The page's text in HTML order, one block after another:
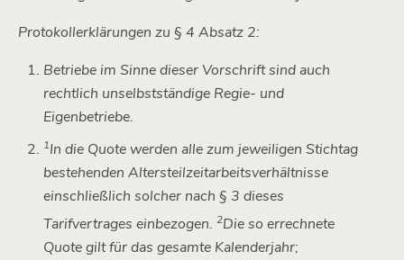
Protokollerklärungen zu § 4 Absatz 2:
Betriebe im Sinne dieser Vorschrift sind auch
rechtlich unselbstständige Regie- und
Eigenbetriebe.
1In die Quote werden alle zum jeweiligen Stichtag
bestehenden Altersteilzeitarbeitsverhältnisse
einschließlich solcher nach § 3 dieses
Tarifvertrages einbezogen.2Die so errechnete
Quote gilt für das gesamte Kalenderjahr;